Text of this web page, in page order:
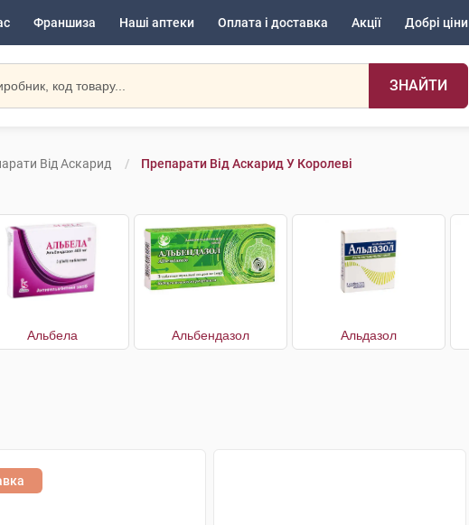
Франшиза Наші аптеки Оплата і доставка Акції Добрі ціни
ЗНАЙТИ
Від Аскарид Препарати Від Аскарид У Королеві
Альбела Альбендазол Альдазол